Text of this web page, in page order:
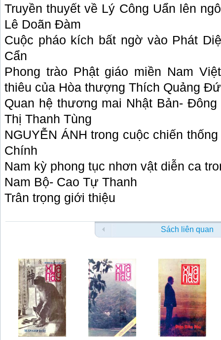
Truyền thuyết về Lý Công Uẩn lên
Lê Doãn Đàm
Cuộc pháo kích bất ngờ vào Phát
Cẩn
Phong trào Phật giáo miền Nam
thiêu của Hòa thượng Thích Quảng
Quan hệ thương mai Nhật Bản-
Thị Thanh Tùng
NGUYỄN ÁNH trong cuộc chiến
Chính
Nam kỳ phong tục nhơn vật diễn ca
Nam Bộ- Cao Tự Thanh
Trân trọng giới thiệu
Sách liên quan